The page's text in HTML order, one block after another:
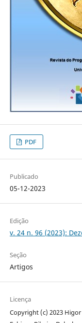
PDF
Publicado
05-12-2023
Edição
v. 24 n. 96 (2023):
Seção
Artigos
Licença
Copyright (c) 2023 Higor